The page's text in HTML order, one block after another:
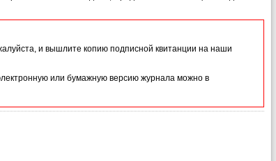
и вышлите копию подписной квитанции на наши
или бумажную версию журнала можно в